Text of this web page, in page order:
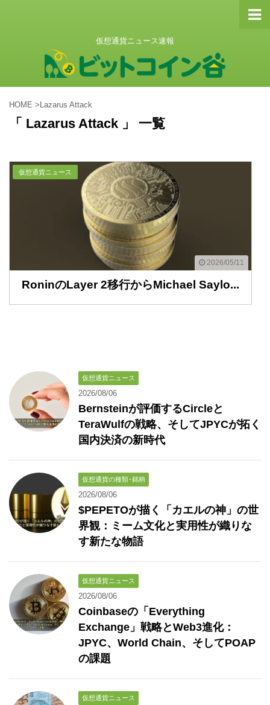
仮想通貨ニュース速報
HOME > Lazarus Attack
「 Lazarus Attack 」 一覧
2026/05/11
仮想通貨ニュース
RoninのLayer 2移行からMichael Saylo...
仮想通貨ニュース
2026/08/06
Bernsteinが評価するCircleと
TeraWulfの戦略、そしてJPYCが拓く
国内決済の新時代
仮想通貨の種類･銘柄
2026/08/06
$PEPETOが描く「カエルの神」の世
界観：ミーム文化と実用性が織りな
す新たな物語
仮想通貨ニュース
2026/08/06
Coinbaseの「Everything
Exchange」戦略とWeb3進化：
JPYC、World Chain、そしてPOAP
の課題
仮想通貨ニュース